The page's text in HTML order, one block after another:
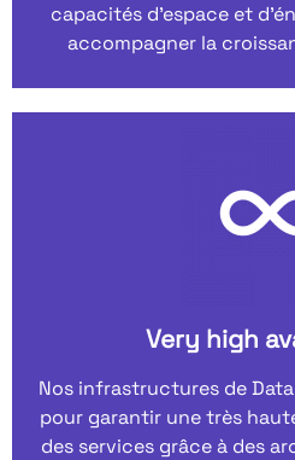
capacités d’espace et
accompagner la
Very high
Nos infrastructures de
pour garantir une très
des services grâce à des